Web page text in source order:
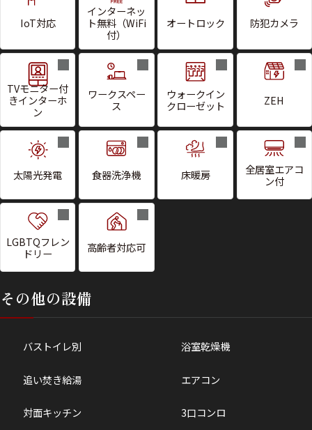
IoT対応
インターネッ
ト無料（WiFi
付）
オートロック 防犯カメラ
TVモニター付
きインターホ
ン
ワークスペー
ス
ウォークイン
クローゼット
ZEH
太陽光発電 食器洗浄機 床暖房
全居室エアコ
ン付
LGBTQフレン
ドリー
高齢者対応可
その他の設備
バストイレ別 浴室乾燥機
追い焚き給湯 エアコン
対面キッチン 3口コンロ